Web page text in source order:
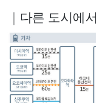
｜다른 도시에서